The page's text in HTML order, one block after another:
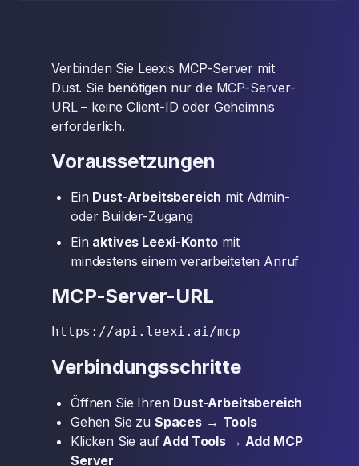
Verbinden Sie Leexis MCP-Server mit
Dust. Sie benötigen nur die MCP-Server-
URL – keine Client-ID oder Geheimnis
erforderlich.
Voraussetzungen
Ein Dust-Arbeitsbereich mit Admin-
oder Builder-Zugang
Ein aktives Leexi-Konto mit
mindestens einem verarbeiteten Anruf
MCP-Server-URL
Verbindungsschritte
Öffnen Sie Ihren Dust-Arbeitsbereich
Gehen Sie zu Spaces→ Tools
Klicken Sie aufAdd Tools → Add MCP
Server